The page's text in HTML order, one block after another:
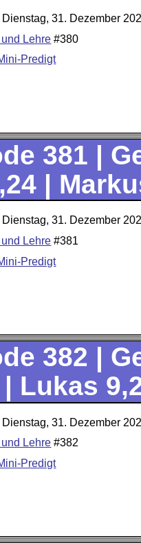
Dienstag, 31. Dezember
Lehre #380
Predigt
381 |
|
Dienstag, 31. Dezember
Lehre #381
Predigt
382 |
Lukas
Dienstag, 31. Dezember
Lehre #382
Predigt